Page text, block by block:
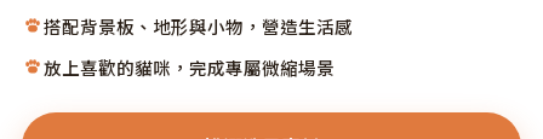
搭配背景板、地形與小物，營造生活感
放上喜歡的貓咪，完成專屬微縮場景